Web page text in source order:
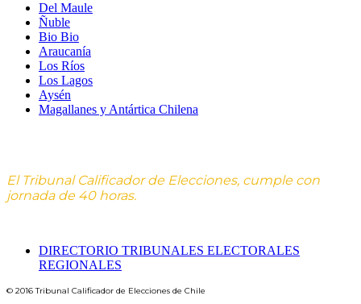
Del Maule
Ñuble
Bio Bio
Araucanía
Los Ríos
Los Lagos
Aysén
Magallanes y Antártica Chilena
El Tribunal Calificador de Elecciones, cumple con
jornada de 40 horas.
DIRECTORIO TRIBUNALES ELECTORALES
REGIONALES
© 2016 Tribunal Calificador de Elecciones de Chile